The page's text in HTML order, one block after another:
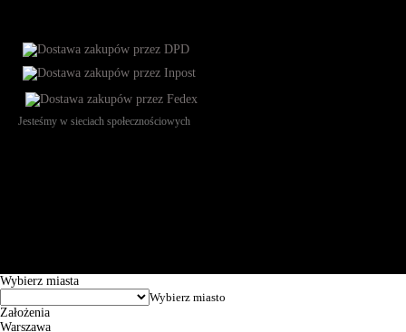
Jesteśmy w sieciach społecznościowych
Wybierz miasta
Założenia
Warszawa